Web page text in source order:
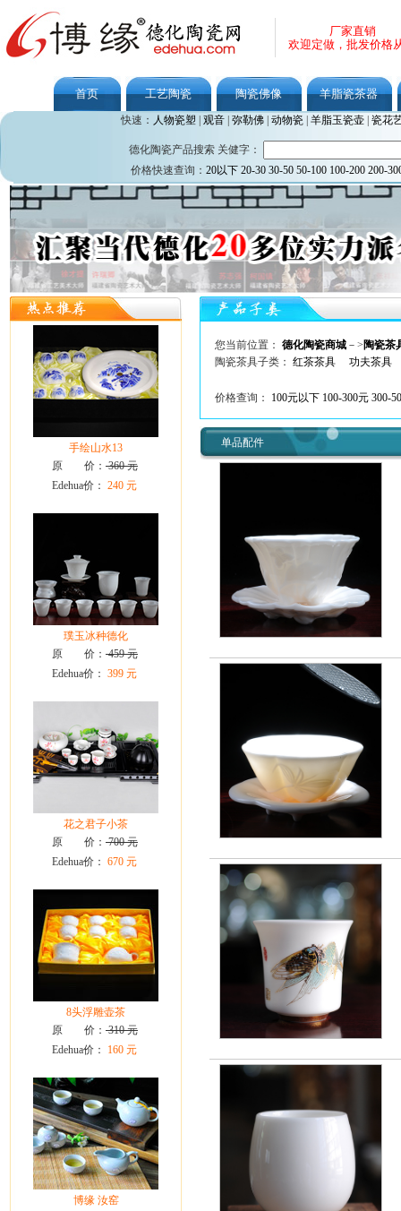
厂家直销
欢迎定做，批发价格
首页 工艺陶瓷 陶瓷佛像 羊脂瓷茶器
快速： 人物瓷塑 观音| 弥勒佛| 动物瓷| 羊脂玉瓷壶| 瓷花
德化陶瓷产品搜索 关健字：
价格快速查询： 20以下 20-30 30-50 50-100 100-200 200-
手绘山水13
原 价： 360 元
Edehua价： 240 元
璞玉冰种德化
原 价： 459 元
Edehua价： 399 元
花之君子小茶
原 价： 700 元
Edehua价： 670 元
8头浮雕壶茶
原 价： 310 元
Edehua价：
160 元
博缘 汝窑
您当前位置： 德化陶瓷商城－> 陶瓷茶
陶瓷茶具子类： 红茶茶具 功夫茶具
价格查询： 100元以下 100-300元 300-
单品配件